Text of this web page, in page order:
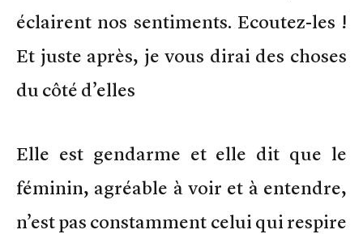
éclairent nos sentiments. Ecoutez-les !
Et juste après, je vous dirai des choses
du côté d’elles
Elle est gendarme et elle dit que le
féminin, agréable à voir et à entendre,
n’est pas constamment celui qui respire